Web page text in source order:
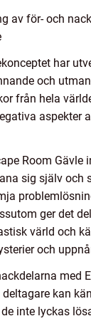
av för- och
har
och
från hela
aspekter
Room Gävle
sig själv och
ger det
värld och
och
med
kan
inte lyckas